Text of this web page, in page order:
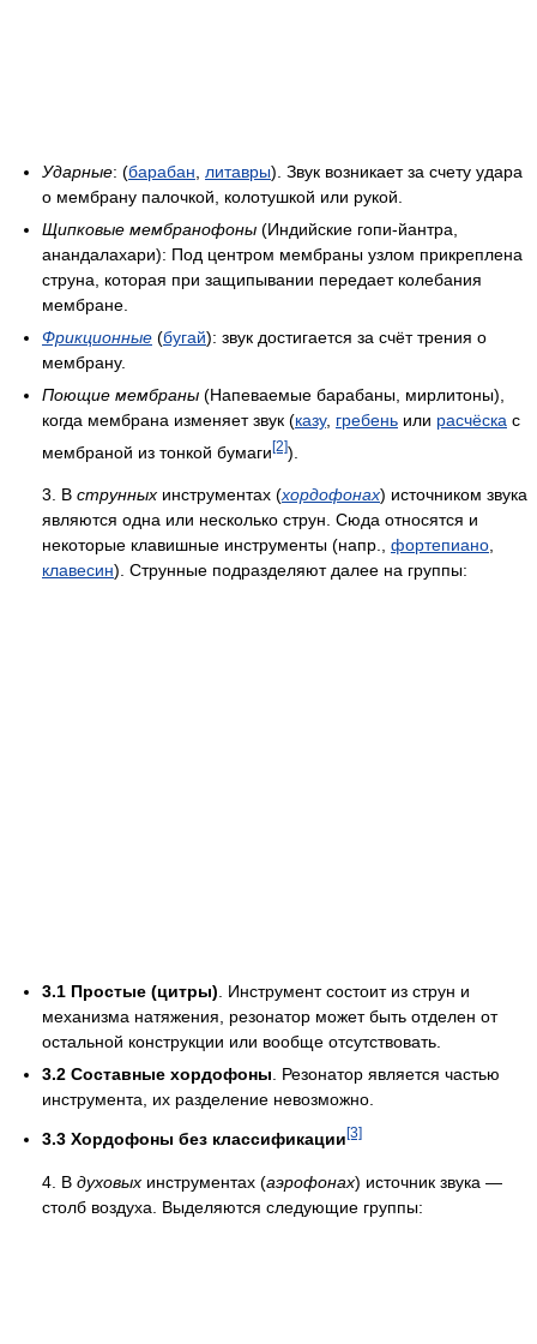
Ударные: (барабан литавры). Звук возникает за счету удара
о мембрану палочкой, колотушкой или рукой.
Щипковые мембранофоны (Индийские гопи-йантра,
анандалахари): Под центром мембраны узлом прикреплена
струна, которая при защипывании передает колебания
мембране.
Фрикционные (бугай): звук достигается за счёт трения о
мембрану.
Поющие мембраны (Напеваемые барабаны, мирлитоны),
когда мембрана изменяет звук (казу, гребень или расчёска с
мембраной из тонкой бумаги[2]).
3. В струнных инструментах (хордофонах) источником звука
являются одна или несколько струн. Сюда относятся и
некоторые клавишные инструменты (напр., фортепиано,
клавесин). Струнные подразделяют далее на группы:
3.1 Простые (цитры). Инструмент состоит из струн и
механизма натяжения, резонатор может быть отделен от
остальной конструкции или вообще отсутствовать.
3.2 Составные хордофоны. Резонатор является частью
инструмента, их разделение невозможно.
3.3 Хордофоны без классификации [3]
4. В духовых инструментах (аэрофонах) источник звука —
столб воздуха. Выделяются следующие группы: